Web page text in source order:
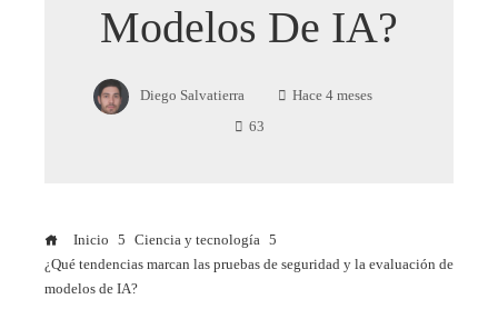
Modelos De IA?
Diego Salvatierra Hace 4 meses
63
Inicio
Ciencia y tecnología
¿Qué tendencias marcan las pruebas de seguridad y la evaluación de
modelos de IA?